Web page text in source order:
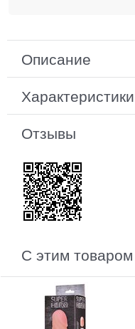
Описание
Характеристики
Отзывы
С этим